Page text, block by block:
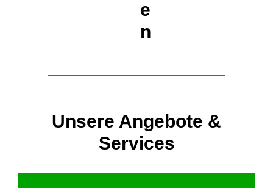
e
n
Unsere Angebote &
Services